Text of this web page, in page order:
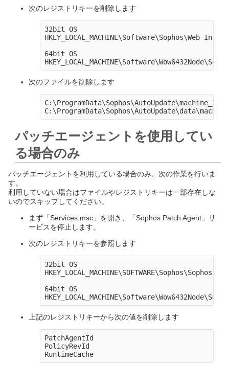
次のレジストリキーを削除します
32bit OS
HKEY_LOCAL_MACHINE\Software\Sophos\Web
64bit OS
次のファイルを削除します
パッチエージェントを使用してい
る場合のみ
パッチエージェントを利用している場合のみ、次の作業を行いま
す。
利用していない場合はファイルやレジストリキーは一部存在しな
いのでスキップしてください。
まず「Services.msc」を開き、「Sophos Patch Agent」サ
ービスを停止します。
次のレジストリキーを参照します
32bit OS
HKEY_LOCAL_MACHINE\SOFTWARE\Sophos\Sophos
64bit OS
上記のレジストリキーから次の値を削除します
PatchAgentId
PolicyRevId